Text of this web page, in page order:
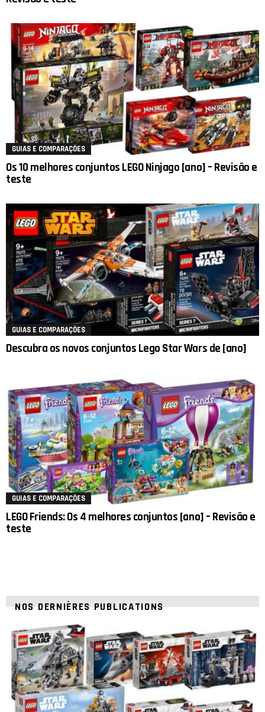
GUIAS E COMPARAÇÕES
Os 10 melhores conjuntos LEGO Ninjago [ano] – Revisão e
teste
GUIAS E COMPARAÇÕES
Descubra os novos conjuntos Lego Star Wars de [ano]
GUIAS E COMPARAÇÕES
LEGO Friends: Os 4 melhores conjuntos [ano] – Revisão e
teste
NOS DERNIÈRES PUBLICATIONS